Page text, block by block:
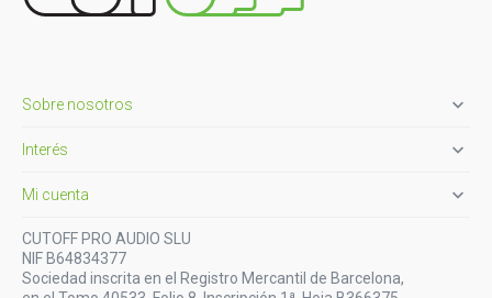
Sobre nosotros 
Interés 
Mi cuenta 
CUTOFF PRO AUDIO SLU
NIF B64834377
Sociedad inscrita en el Registro Mercantil de Barcelona,